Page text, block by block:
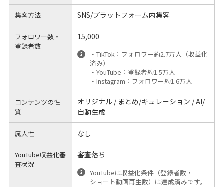
集客方法 SNS/プラットフォーム内集客
フォロワー数・
登録者数
15,000
・TikTok：フォロワー約2.7万人（収益化
済み）
・YouTube：登録者約1.5万人
・Instagram：フォロワー約1.6万人
コンテンツの性
質
オリジナル / まとめ/キュレーション / AI/
自動生成
属人性 なし
YouTube収益化審
査状況
審査落ち
YouTubeは収益化条件（登録者数・
ショート動画再生数）は達成済みです。